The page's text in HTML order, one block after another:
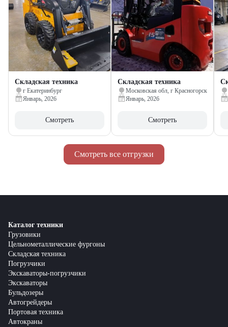
Смотреть все отгрузки
Складская техника
г Екатеринбург
Январь, 2026
Смотреть
Складская техника
Московская обл, г Красногорск
Январь, 2026
Смотреть
Каталог техники
Грузовики
Цельнометаллические фургоны
Складская техника
Погрузчики
Экскаваторы-погрузчики
Экскаваторы
Бульдозеры
Автогрейдеры
Портовая техника
Автокраны